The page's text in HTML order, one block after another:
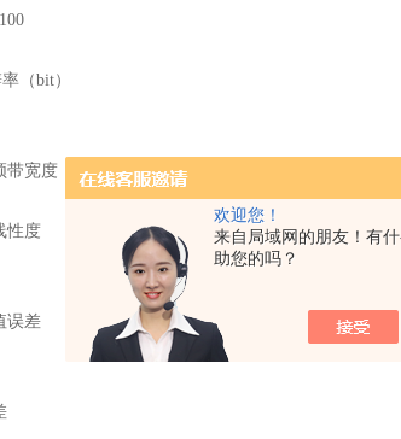
欢迎您！
来自局域网的朋友！有
助您的吗？
（bit）
带宽度（Hz） 5-10000
性度
误差